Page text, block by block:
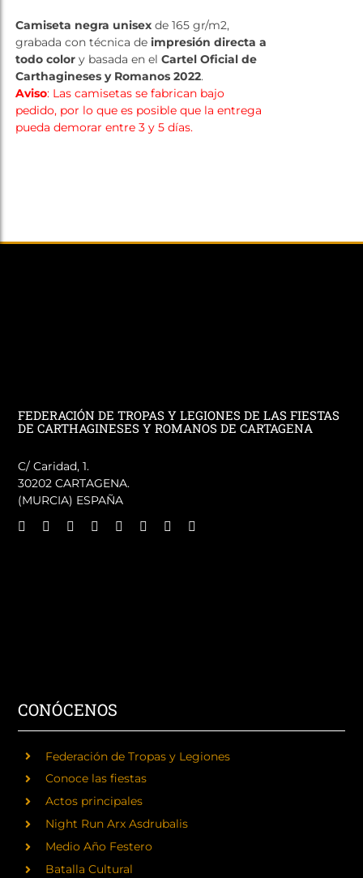
Camiseta negra unisexde 165 gr/m2,
grabada con técnica de impresión directa a
todo colory basada en el Cartel Oficial de
Carthagineses y Romanos 2022.
Aviso: Las camisetas se fabrican bajo
pedido, por lo que es posible que la entrega
pueda demorar entre 3 y 5 días.
FEDERACIÓN DE TROPAS Y LEGIONES DE LAS FIESTAS
DE CARTHAGINESES Y ROMANOS DE CARTAGENA
C/ Caridad, 1.
30202 CARTAGENA.
(MURCIA) ESPAÑA
CONÓCENOS
Federación de Tropas y Legiones
Conoce las fiestas
Actos principales
Night Run Arx Asdrubalis
Medio Año Festero
Batalla Cultural